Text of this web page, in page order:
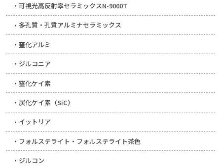
可視光高反射率セラミックスN-9000T
多孔質・孔質アルミナセラミックス
窒化アルミ
ジルコニア
窒化ケイ素
炭化ケイ素（SiC）
イットリア
フォルステライト・フォルステライト茶色
ジルコン